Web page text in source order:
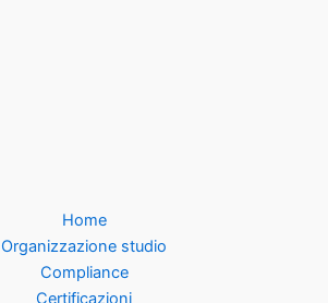
Home
Organizzazione studio
Compliance
Certificazioni